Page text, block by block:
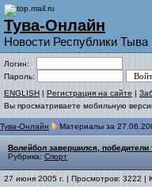
Тува-Онлайн
Новости Республики Тыва
Логин:
Пароль:
ENGLISH | Регистрация на сайте |
Вы просматриваете мобильную
Тува-Онлайн Материалы за
Волейбол завершился, победители
Рубрика: Спорт
27 июня 2005 г. | Просмотров: 3222 |